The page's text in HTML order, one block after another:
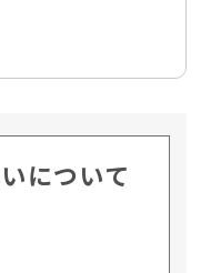
について